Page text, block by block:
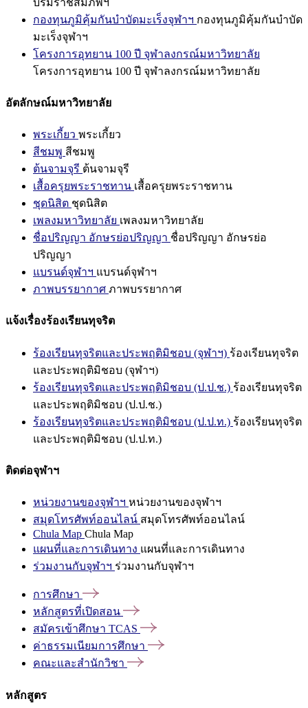
กองทุนภูมิคุ้มกันบำบัดมะเร็งจุฬาฯ กองทุนภูมิคุ้มกันบำบัด
มะเร็งจุฬาฯ
โครงการอุทยาน 100 ปี จุฬาลงกรณ์มหาวิทยาลัย
โครงการอุทยาน 100 ปี จุฬาลงกรณ์มหาวิทยาลัย
อัตลักษณ์มหาวิทยาลัย
พระเกี้ยว พระเกี้ยว
สีชมพู สีชมพู
ต้นจามจุรี ต้นจามจุรี
เสื้อครุยพระราชทาน เสื้อครุยพระราชทาน
ชุดนิสิต ชุดนิสิต
เพลงมหาวิทยาลัย เพลงมหาวิทยาลัย
ชื่อปริญญา อักษรย่อปริญญา ชื่อปริญญา อักษรย่อ
ปริญญา
แบรนด์จุฬาฯ แบรนด์จุฬาฯ
ภาพบรรยากาศ ภาพบรรยากาศ
แจ้งเรื่องร้องเรียนทุจริต
ร้องเรียนทุจริตและประพฤติมิชอบ (จุฬาฯ) ร้องเรียนทุจริต
และประพฤติมิชอบ (จุฬาฯ)
ร้องเรียนทุจริตและประพฤติมิชอบ (ป.ป.ช.) ร้องเรียนทุจริต
และประพฤติมิชอบ (ป.ป.ช.)
ร้องเรียนทุจริตและประพฤติมิชอบ (ป.ป.ท.) ร้องเรียนทุจริต
และประพฤติมิชอบ (ป.ป.ท.)
ติดต่อจุฬาฯ
หน่วยงานของจุฬาฯ หน่วยงานของจุฬาฯ
สมุดโทรศัพท์ออนไลน์ สมุดโทรศัพท์ออนไลน์
Chula Map Chula Map
แผนที่และการเดินทาง แผนที่และการเดินทาง
ร่วมงานกับจุฬาฯ ร่วมงานกับจุฬาฯ
การศึกษา
หลักสูตรที่เปิดสอน
สมัครเข้าศึกษา TCAS
ค่าธรรมเนียมการศึกษา
คณะและสำนักวิชา
หลักสูตร